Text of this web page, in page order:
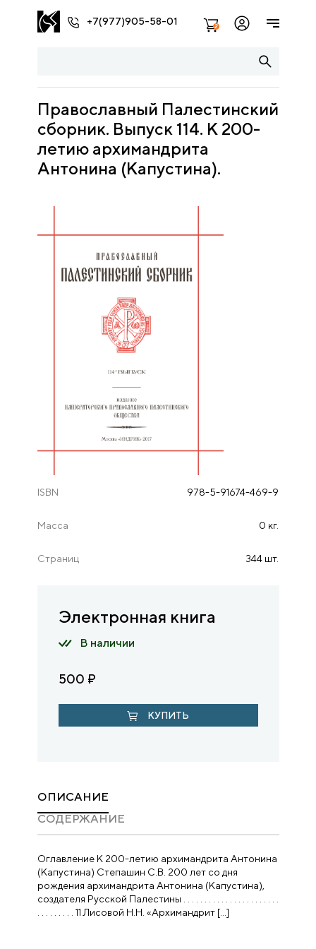
+7(977)905-58-01 2
Православный Палестинский
сборник. Выпуск 114. К 200-
летию архимандрита
Антонина (Капустина).
ISBN 978-5-91674-469-9
Масса 0 кг.
Страниц 344 шт.
Электронная книга
В наличии
500 ₽
КУПИТЬ
ОПИСАНИЕ
CОДЕРЖАНИЕ
Оглавление К 200-летию архимандрита Антонина
(Капустина) Степашин С.В. 200 лет со дня
рождения архимандрита Антонина (Капустина),
создателя Русской Палестины . . . . . . . . . . . . . . . . . . . . . . .
. . . . . . . . . 11 Лисовой Н.Н. «Архимандрит […]